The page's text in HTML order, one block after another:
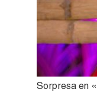
Sorpresa en